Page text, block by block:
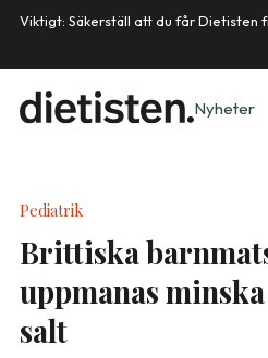
Viktigt: Säkerställ att du får Dietisten
Nyheter
Pediatrik
Brittiska
uppmanas
salt